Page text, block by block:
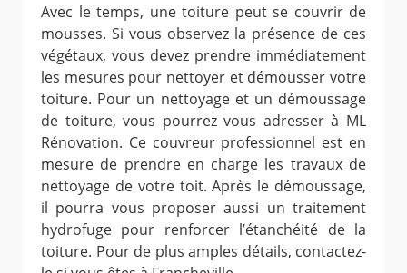
Avec le temps, une toiture peut se couvrir de
mousses. Si vous observez la présence de ces
végétaux, vous devez prendre immédiatement
les mesures pour nettoyer et démousser votre
toiture. Pour un nettoyage et un démoussage
de toiture, vous pourrez vous adresser à ML
Rénovation. Ce couvreur professionnel est en
mesure de prendre en charge les travaux de
nettoyage de votre toit. Après le démoussage,
il pourra vous proposer aussi un traitement
hydrofuge pour renforcer l’étanchéité de la
toiture. Pour de plus amples détails, contactez-